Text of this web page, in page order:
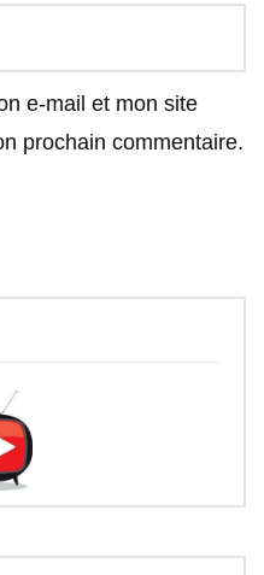
e-mail et mon site
prochain commentaire.